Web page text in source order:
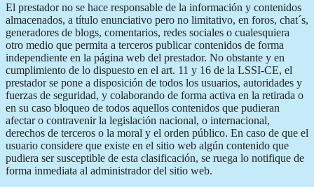
El prestador no se hace responsable de la información y contenidos
almacenados, a título enunciativo pero no limitativo, en foros, chat´s,
generadores de blogs, comentarios, redes sociales o cualesquiera
otro medio que permita a terceros publicar contenidos de forma
independiente en la página web del prestador. No obstante y en
cumplimiento de lo dispuesto en el art. 11 y 16 de la LSSI-CE, el
prestador se pone a disposición de todos los usuarios, autoridades y
fuerzas de seguridad, y colaborando de forma activa en la retirada o
en su caso bloqueo de todos aquellos contenidos que pudieran
afectar o contravenir la legislación nacional, o internacional,
derechos de terceros o la moral y el orden público. En caso de que el
usuario considere que existe en el sitio web algún contenido que
pudiera ser susceptible de esta clasificación, se ruega lo notifique de
forma inmediata al administrador del sitio web.